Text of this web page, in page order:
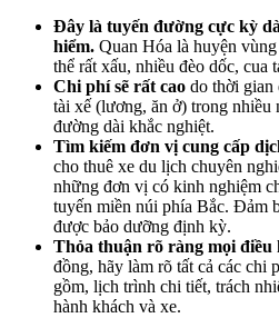
Đây là tuyến đường cực kỳ
hiểm. Quan Hóa là huyện
thể rất xấu, nhiều đèo dốc, cua
Chi phí sẽ rất cao do thời gian
tài xế (lương, ăn ở) trong nhiều
đường dài khắc nghiệt.
Tìm kiếm đơn vị cung cấp
cho thuê xe du lịch chuyên
những đơn vị có kinh nghiệm
tuyến miền núi phía Bắc. Đảm
được bảo dưỡng định kỳ.
Thỏa thuận rõ ràng mọi điều
đồng, hãy làm rõ tất cả các chi
gồm, lịch trình chi tiết, trách
hành khách và xe.